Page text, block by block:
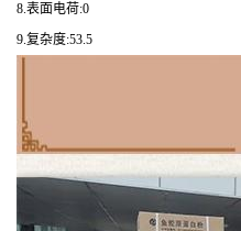
8.表面电荷:0
9.复杂度:53.5